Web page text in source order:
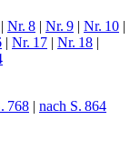
| Nr. 8 | Nr. 9 | Nr. 10 |
| Nr. 17 | Nr. 18 |
768 | nach S. 864